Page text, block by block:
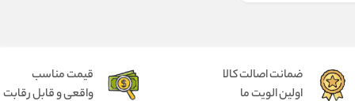
ضمانت اصالت کالا
اولین الویت ما
قیمت مناسب
واقعی و قابل رقابت